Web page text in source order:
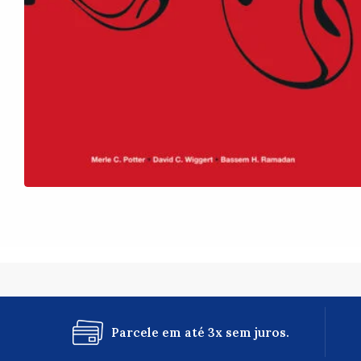
Parcele em até 3x sem juros.